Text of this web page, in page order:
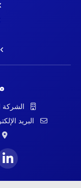
الشركة
البريد